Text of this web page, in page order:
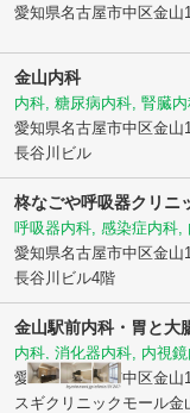
愛知県名古屋市中区金山
金山内科
内科, 糖尿病内科, 腎臓内
愛知県名古屋市中区金山
長谷川ビル
柊なごや呼吸器クリニ
呼吸器内科, 感染症内科,
愛知県名古屋市中区金山
長谷川ビル4階
金山駅前内科・胃と大
内科, 消化器内科, 内視
愛知県名古屋市中区金山
スギクリニックモール金